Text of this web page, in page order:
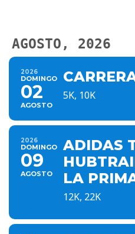
AGOSTO, 2026
2026
DOMINGO
02
AGOSTO
5K, 10K
2026
DOMINGO
09
AGOSTO
ADIDAS
LA
12K, 22K